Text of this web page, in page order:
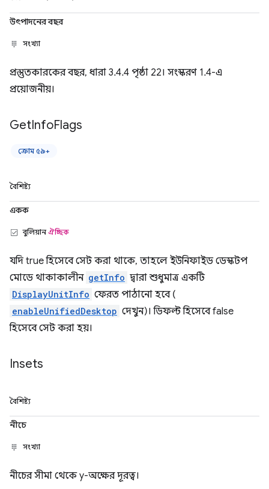
উৎপাদনের বছর
সংখ্যা
প্রস্তুতকারকের বছর, ধারা 3.4.4 পৃষ্ঠা 22। সংস্করণ 1.4-এ
প্রয়োজনীয়।
GetInfoFlags
ক্রোম ৫৯+
বৈশিষ্ট্য
একক
বুলিয়ানঐচ্ছিক
যদি true হিসেবে সেট করা থাকে, তাহলে ইউনিফাইড ডেস্কটপ
মোডে থাকাকালীন getInfo দ্বারা শুধুমাত্র একটি
DisplayUnitInfo ফেরত পাঠানো হবে (
enableUnifiedDesktop দেখুন)। ডিফল্ট হিসেবে false
হিসেবে সেট করা হয়।
Insets
বৈশিষ্ট্য
নীচে
সংখ্যা
নীচের সীমা থেকে y-অক্ষের দূরত্ব।